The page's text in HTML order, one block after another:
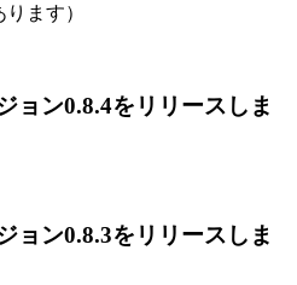
ます）
ョン0.8.4をリリースしま
ョン0.8.3をリリースしま